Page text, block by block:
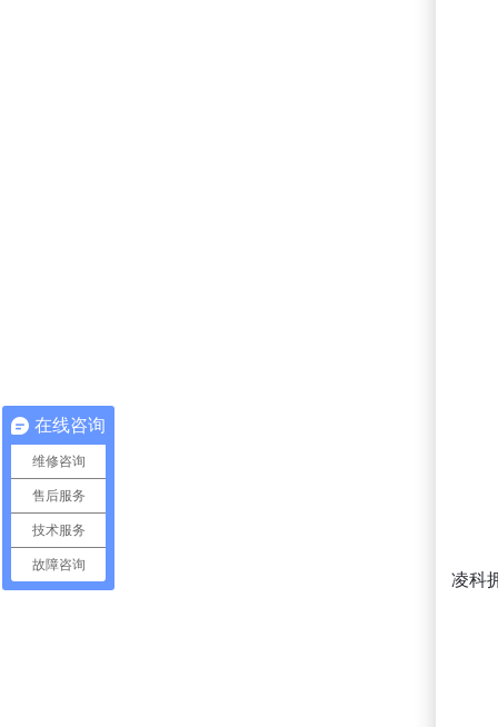
凌科
在线咨询
维修咨询
售后服务
技术服务
故障咨询